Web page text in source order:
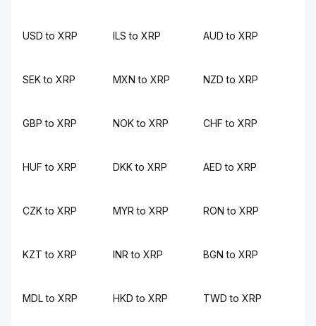
USD to XRP ILS to XRP AUD to XRP
SEK to XRP MXN to XRP NZD to XRP
GBP to XRP NOK to XRP CHF to XRP
HUF to XRP DKK to XRP AED to XRP
CZK to XRP MYR to XRP RON to XRP
KZT to XRP INR to XRP BGN to XRP
MDL to XRP HKD to XRP TWD to XRP